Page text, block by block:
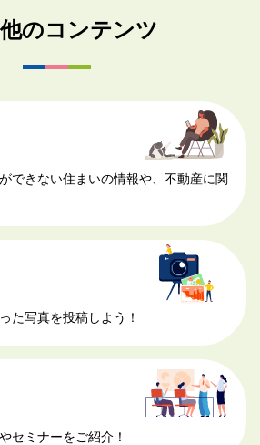
のコンテンツ
できない住まいの情報や、不動産に関
た写真を投稿しよう！
セミナーをご紹介！